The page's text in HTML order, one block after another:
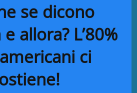
se dicono
allora? L’80%
ci